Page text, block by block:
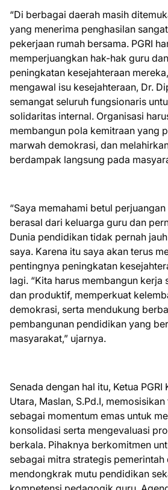
“Di berbagai daerah masih
yang menerima penghasilan
pekerjaan rumah bersama. PGRI
memperjuangkan hak-hak guru
peningkatan kesejahteraan
mengawal isu kesejahteraan, Dr.
semangat seluruh fungsionaris
solidaritas internal. Organisasi
membangun pola kemitraan yang
marwah demokrasi, dan
berdampak langsung pada
“Saya memahami betul
berasal dari keluarga guru dan
Dunia pendidikan tidak pernah
saya. Karena itu saya akan terus
pentingnya peningkatan
lagi. “Kita harus membangun kerja
dan produktif, memperkuat
demokrasi, serta mendukung
pembangunan pendidikan yang
masyarakat,” ujarnya.
Senada dengan hal itu, Ketua
Utara, Maslan, S.Pd.I,
sebagai momentum emas untuk
konsolidasi serta mengevaluasi
berkala. Pihaknya berkomitmen
sebagai mitra strategis pemerintah
mendongkrak mutu pendidikan